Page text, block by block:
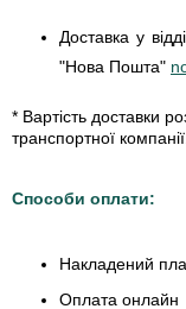
Доставка у
"Нова Пошта"
* Вартість доставки
транспортної компанії.
Способи оплати:
Накладений
Оплата онлайн